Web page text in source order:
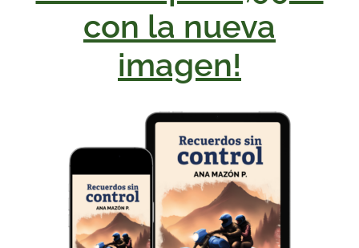
con la nueva
imagen!